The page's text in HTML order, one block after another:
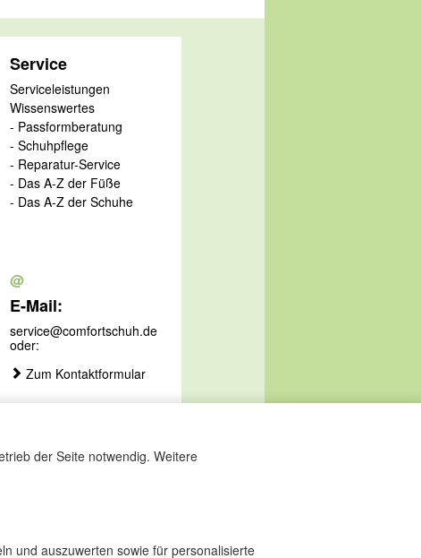
der Seite notwendig. Weitere
und auszuwerten sowie für personalisierte
Service
Serviceleistungen
Wissenswertes
- Passformberatung
- Schuhpflege
- Reparatur-Service
- Das A-Z der Füße
- Das A-Z der Schuhe
@
E-Mail:
service@comfortschuh.de
oder:
Zum Kontaktformular